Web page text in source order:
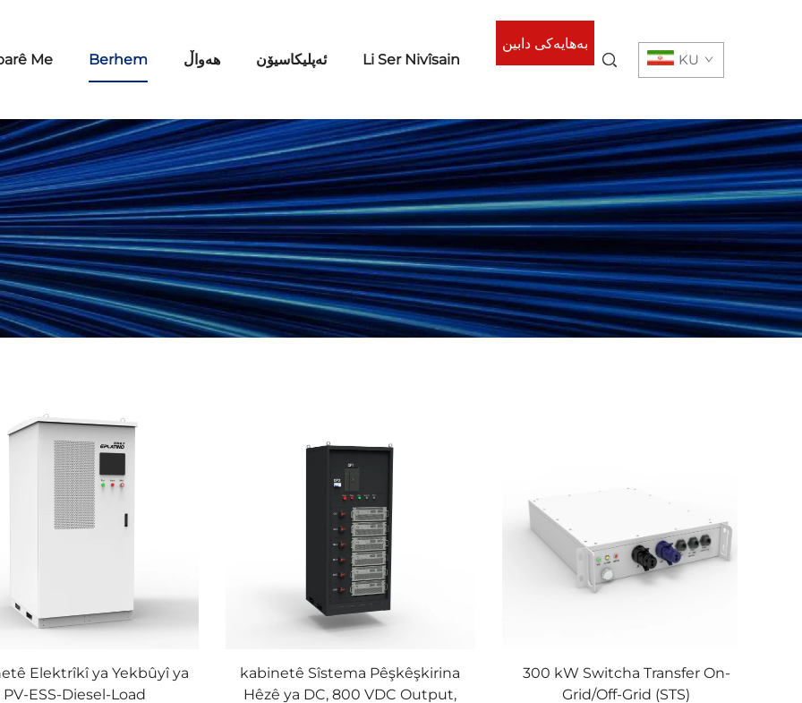
Me Berhem هەواڵ ئەپلیکاسیۆن Li Ser Nivîsain
بەهایەکی دابین
KU
Elektrîkî ya Yekbûyî ya
PV-ESS-Diesel-Load
kabinetê Sîstema Pêşkêşkirina
Hêzê ya DC, 800 VDC Output,
300 kW Switcha Transfer On-
Grid/Off-Grid (STS)